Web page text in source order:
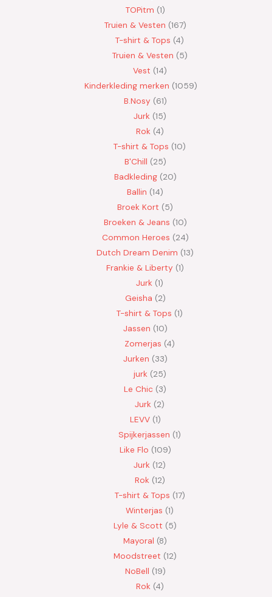
TOPitm 1
Truien & Vesten 167
T-shirt & Tops 4
Truien & Vesten 5
Vest 14
Kinderkleding merken 1059
B.Nosy 61
Jurk 15
Rok 4
T-shirt & Tops 10
B'Chill 25
Badkleding 20
Ballin 14
Broek Kort 5
Broeken & Jeans 10
Common Heroes 24
Dutch Dream Denim 13
Frankie & Liberty 1
Jurk 1
Geisha 2
T-shirt & Tops 1
Jassen 10
Zomerjas 4
Jurken 33
jurk 25
Le Chic 3
Jurk 2
LEVV 1
Spijkerjassen 1
Like Flo 109
Jurk 12
Rok 12
T-shirt & Tops 17
Winterjas 1
Lyle & Scott 5
Mayoral 8
Moodstreet 12
NoBell 19
Rok 4